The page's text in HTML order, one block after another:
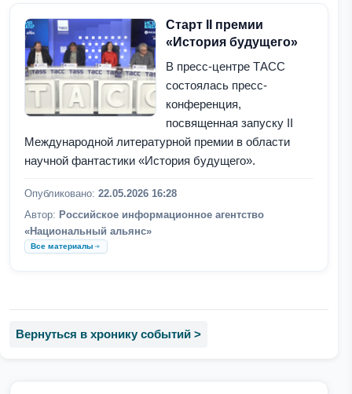
Старт II премии
«История будущего»
В пресс-центре ТАСС
состоялась пресс-
конференция,
посвященная запуску II
Международной литературной премии в области
научной фантастики «История будущего».
Опубликовано: 22.05.2026 16:28
Автор: Российское информационное агентство
«Национальный альянс»
Все материалы
Вернуться в хронику событий >